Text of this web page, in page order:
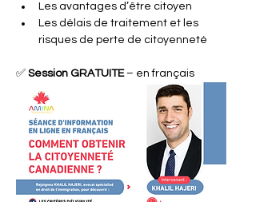
Les avantages d’être citoyen
Les délais de traitement et les
risques de perte de citoyenneté
✅ Session GRATUITE – en français